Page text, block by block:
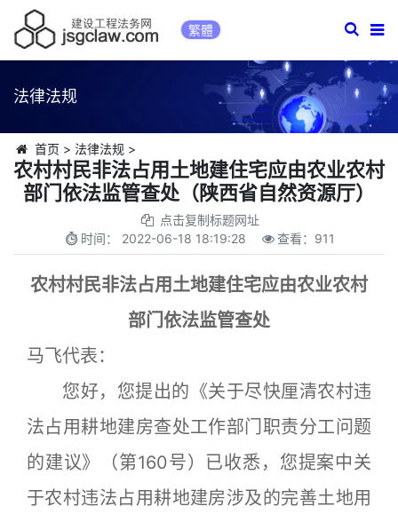
繁體
法律法规
首页 > 法律法规 >
农村村民非法占用土地建住宅应由农业农村
部门依法监管查处（陕西省自然资源厅）
点击复制标题网址
时间： 2022-06-18 18:19:28 查看： 911
农村村民非法占用土地建住宅应由农业农村
部门依法监管查处
马飞代表：
您好，您提出的《关于尽快厘清农村违
法占用耕地建房查处工作部门职责分工问题
的建议》（第160号）已收悉，您提案中关
于农村违法占用耕地建房涉及的完善土地用